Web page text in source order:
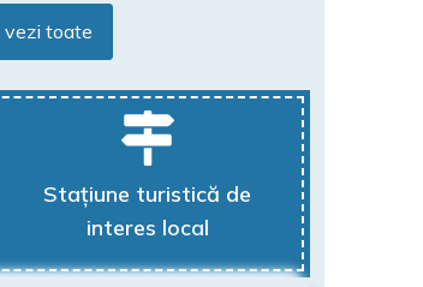
vezi toate
Stațiune turistică de
interes local